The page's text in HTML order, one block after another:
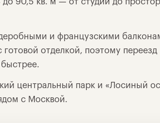
и французскими
отделкой, поэтому переезд
центральный парк и «Лосиный
с Москвой.